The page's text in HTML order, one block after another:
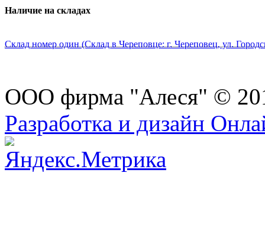
Наличие на складах
Склад номер один (Склад в Череповце: г. Череповец, ул.
ООО фирма "Алеся" ©
Разработка и дизайн